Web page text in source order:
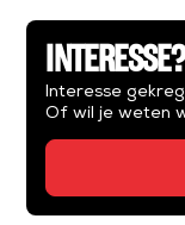
INTERESSE?
Interesse
Of wil je weten